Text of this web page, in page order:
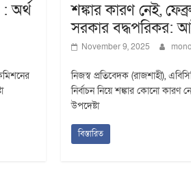
অর্থ
শঙ্কার কারণ নেই,
সরকার বদ্ধপরিকর:
November 9, 2025
নিজস্ব প্রতিবেদক (রাজশাহী),
নির্বাচন নিয়ে শঙ্কার কোনো
উপদেষ্টা
বিস্তারিত